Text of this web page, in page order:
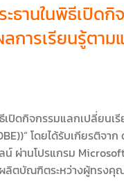
านในพิธีเปิดกิ
การเรียนรู้ต
ดกิจกรรมแลกเปลี่ยนเ
โดยได้รับเกียรติ
ผ่านโปรแกรม
ลิตบัณฑิตระหว่างผู้ทร